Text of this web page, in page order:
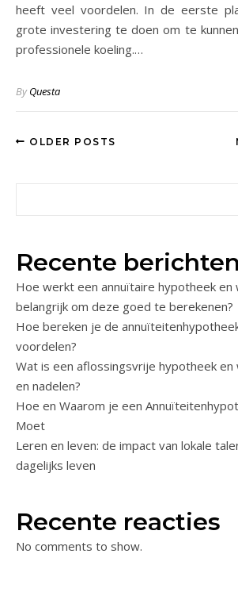
heeft veel voordelen. In de eerste
grote investering te doen om te
professionele koeling.…
ByQuesta
OLDER POSTS
Recente berichten
Hoe werkt een annuïtaire hypotheek en
belangrijk om deze goed te berekenen?
Hoe bereken je de
voordelen?
Wat is een aflossingsvrije hypotheek
en nadelen?
Hoe en Waarom je een
Moet
Leren en leven: de impact van lokale
dagelijks leven
Recente reacties
No comments to show.